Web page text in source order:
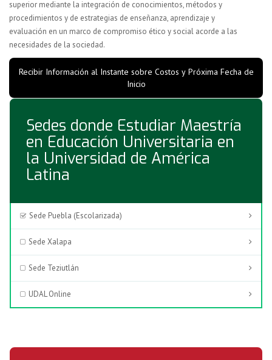
superior mediante la integración de conocimientos, métodos y
procedimientos y de estrategias de enseñanza, aprendizaje y
evaluación en un marco de compromiso ético y social acorde a las
necesidades de la sociedad.
Recibir Información al Instante sobre Costos y Próxima Fecha de
Inicio
Sedes donde Estudiar Maestría
en Educación Universitaria en
la Universidad de América
Latina
Sede Puebla (Escolarizada)
Sede Xalapa
Sede Teziutlán
UDAL Online